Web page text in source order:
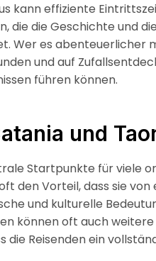
kann effiziente
die die Geschichte und
Wer es abenteuerlicher
und auf
führen können.
und
Startpunkte für viele
den Vorteil, dass sie
und kulturelle
können oft auch
die Reisenden ein